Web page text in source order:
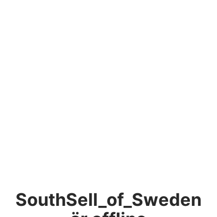
SouthSell_of_Sweden